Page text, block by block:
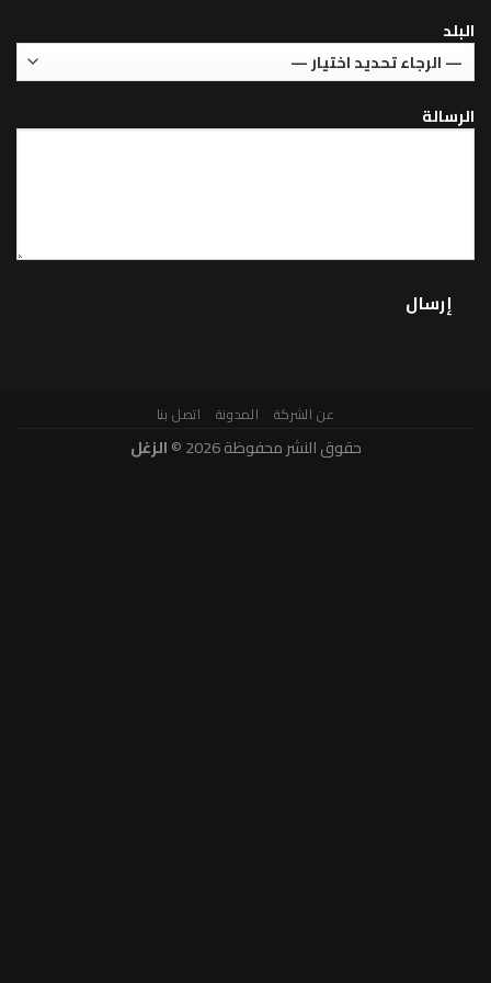
المدونة اتصل بنا
حقوق النشر محفوظة 2026 © الزغل